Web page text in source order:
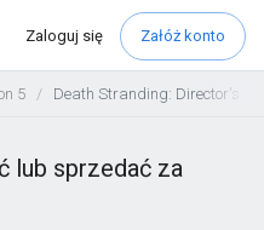
Zaloguj się Załóż konto
5 Death Stranding: Director's
lub sprzedać za